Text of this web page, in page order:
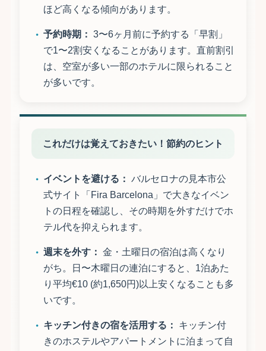
ほど高くなる傾向があります。
予約時期： 3〜6ヶ月前に予約する「早割」
で1〜2割安くなることがあります。直前割引
は、空室が多い一部のホテルに限られること
が多いです。
これだけは覚えておきたい！節約のヒント
イベントを避ける： バルセロナの見本市公
式サイト「Fira Barcelona」で大きなイベン
トの日程を確認し、その時期を外すだけでホ
テル代を抑えられます。
週末を外す： 金・土曜日の宿泊は高くなり
がち。日〜木曜日の連泊にすると、1泊あた
り平均€10 (約1,650円)以上安くなることも多
いです。
キッチン付きの宿を活用する：
キッチン付
きのホステルやアパートメントに泊まって自